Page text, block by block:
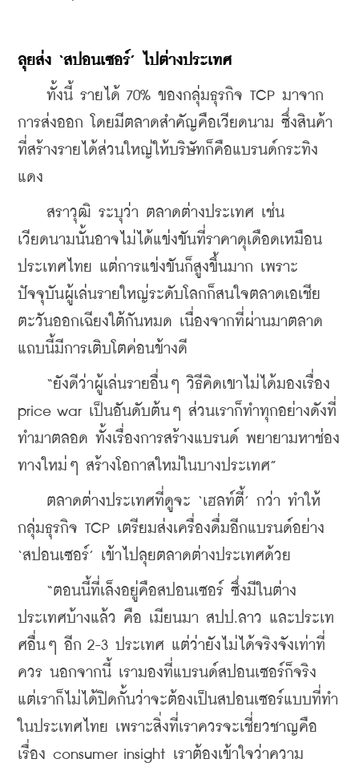
ลุยส่ง ‘สปอนเซอร์’ ไปต่างประเทศ
ทั้งนี้ รายได้ 70% ของกลุ่มธุรกิจ TCP มาจาก
การส่งออก โดยมีตลาดสำคัญคือเวียดนาม ซึ่งสินค้า
ที่สร้างรายได้ส่วนใหญ่ให้บริษัทก็คือแบรนด์กระทิง
แดง
สราวุฒิ ระบุว่า ตลาดต่างประเทศ เช่น
เวียดนามนั้นอาจไม่ได้แข่งขันที่ราคาดุเดือดเหมือน
ประเทศไทย แต่การแข่งขันก็สูงขึ้นมาก เพราะ
ปัจจุบันผู้เล่นรายใหญ่ระดับโลกก็สนใจตลาดเอเชีย
ตะวันออกเฉียงใต้กันหมด เนื่องจากที่ผ่านมาตลาด
แถบนี้มีการเติบโตค่อนข้างดี
“ยังดีว่าผู้เล่นรายอื่นๆ วิธีคิดเขาไม่ได้มองเรื่อง
price war เป็นอันดับต้นๆ ส่วนเราก็ทำทุกอย่างดังที่
ทำมาตลอด ทั้งเรื่องการสร้างแบรนด์ พยายามหาช่อง
ทางใหม่ๆ สร้างโอกาสใหม่ในบางประเทศ”
ตลาดต่างประเทศที่ดูจะ ‘เฮลท์ตี้’ กว่า ทำให้
กลุ่มธุรกิจ TCP เตรียมส่งเครื่องดื่มอีกแบรนด์อย่าง
‘สปอนเซอร์’ เข้าไปลุยตลาดต่างประเทศด้วย
“ตอนนี้ที่เล็งอยู่คือสปอนเซอร์ ซึ่งมีในต่าง
ประเทศบ้างแล้ว คือ เมียนมา สปป.ลาว และประเท
ศอื่นๆ อีก 2-3 ประเทศ แต่ว่ายังไม่ได้จริงจังเท่าที่
ควร นอกจากนี้ เรามองที่แบรนด์สปอนเซอร์ก็จริง
แต่เราก็ไม่ได้ปิดกั้นว่าจะต้องเป็นสปอนเซอร์แบบที่ทำ
ในประเทศไทย เพราะสิ่งที่เราควรจะเชี่ยวชาญคือ
เรื่อง consumer insight เราต้องเข้าใจว่าความ